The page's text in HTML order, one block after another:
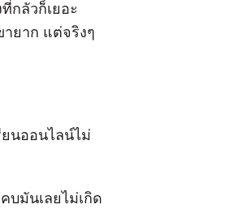
กลัวก็เยอะ
ายาก แต่จริงๆ
ยนออนไลน์ไม่
บมันเลยไม่เกิด